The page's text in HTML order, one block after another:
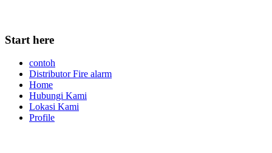
Start here
contoh
Distributor Fire alarm
Home
Hubungi Kami
Lokasi Kami
Profile